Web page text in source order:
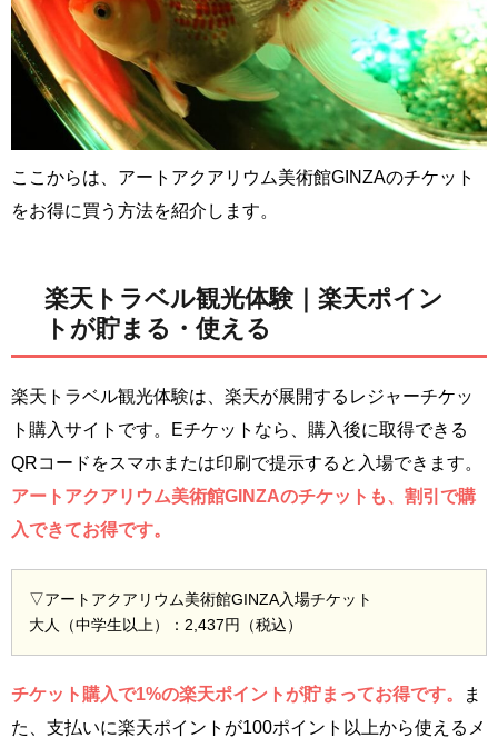
ここからは、アートアクアリウム美術館GINZAのチケット
をお得に買う方法を紹介します。
楽天トラベル観光体験｜楽天ポイン
トが貯まる・使える
楽天トラベル観光体験は、楽天が展開するレジャーチケッ
ト購入サイトです。Eチケットなら、購入後に取得できる
QRコードをスマホまたは印刷で提示すると入場できます。
アートアクアリウム美術館GINZAのチケットも、割引で購
入できてお得です。
▽アートアクアリウム美術館GINZA入場チケット
大人（中学生以上）：2,437円（税込）
チケット購入で1%の楽天ポイントが貯まってお得です。
ま
た、支払いに楽天ポイントが100ポイント以上から使えるメ